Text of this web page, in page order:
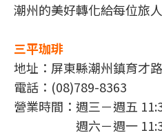
潮州的美好轉化給每位旅
三平珈琲
地址： 屏東縣潮州鎮育才
電話：(08)789-8363
營業時間：週三－週五
週六－週一 11:30-